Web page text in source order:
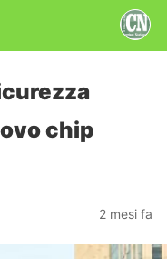
chip
2 mesi fa